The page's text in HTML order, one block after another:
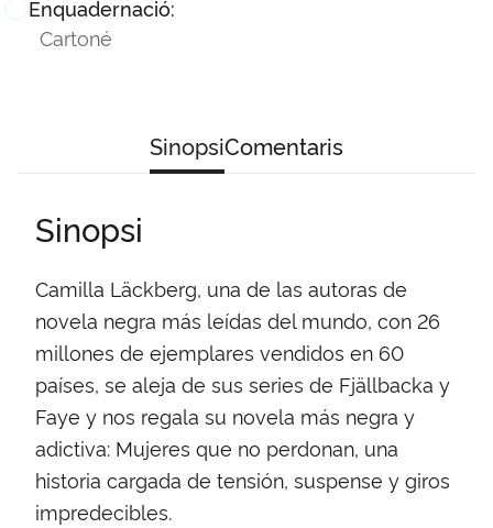
Enquadernació:
Cartoné
SinopsiComentaris
Sinopsi
Camilla Läckberg, una de las autoras de
novela negra más leídas del mundo, con 26
millones de ejemplares vendidos en 60
países, se aleja de sus series de Fjällbacka y
Faye y nos regala su novela más negra y
adictiva: Mujeres que no perdonan, una
historia cargada de tensión, suspense y giros
impredecibles.